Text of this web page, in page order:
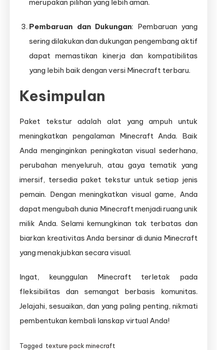
merupakan pilihan yang lebih aman.
Pembaruan dan Dukungan: Pembaruan yang
sering dilakukan dan dukungan pengembang aktif
dapat memastikan kinerja dan kompatibilitas
yang lebih baik dengan versi Minecraft terbaru.
Kesimpulan
Paket tekstur adalah alat yang ampuh untuk
meningkatkan pengalaman Minecraft Anda. Baik
Anda menginginkan peningkatan visual sederhana,
perubahan menyeluruh, atau gaya tematik yang
imersif, tersedia paket tekstur untuk setiap jenis
pemain. Dengan meningkatkan visual game, Anda
dapat mengubah dunia Minecraft menjadi ruang unik
milik Anda. Selami kemungkinan tak terbatas dan
biarkan kreativitas Anda bersinar di dunia Minecraft
yang menakjubkan secara visual.
Ingat, keunggulan Minecraft terletak pada
fleksibilitas dan semangat berbasis komunitas.
Jelajahi, sesuaikan, dan yang paling penting, nikmati
pembentukan kembali lanskap virtual Anda!
Tagged texture pack minecraft